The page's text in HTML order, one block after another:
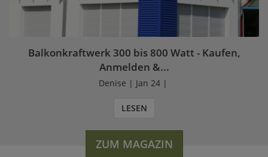
Balkonkraftwerk 300 bis 800 Watt - Kaufen,
Anmelden &...
Denise | Jan 24 |
LESEN
ZUM MAGAZIN